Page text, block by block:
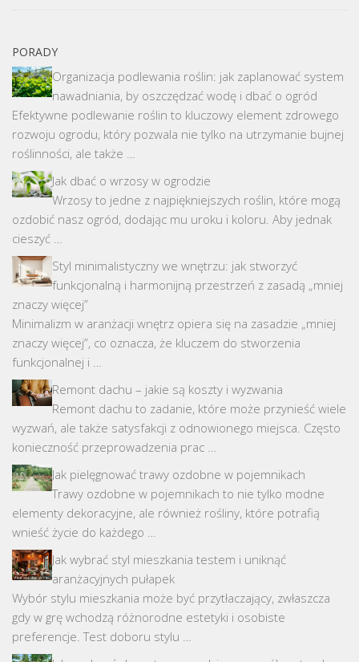
PORADY
Organizacja podlewania roślin: jak zaplanować system
nawadniania, by oszczędzać wodę i dbać o ogród
Efektywne podlewanie roślin to kluczowy element zdrowego
rozwoju ogrodu, który pozwala nie tylko na utrzymanie bujnej
roślinności, ale także …
Jak dbać o wrzosy w ogrodzie
Wrzosy to jedne z najpiękniejszych roślin, które mogą
ozdobić nasz ogród, dodając mu uroku i koloru. Aby jednak
cieszyć …
Styl minimalistyczny we wnętrzu: jak stworzyć
funkcjonalną i harmonijną przestrzeń z zasadą „mniej
znaczy więcej”
Minimalizm w aranżacji wnętrz opiera się na zasadzie „mniej
znaczy więcej”, co oznacza, że kluczem do stworzenia
funkcjonalnej i …
Remont dachu – jakie są koszty i wyzwania
Remont dachu to zadanie, które może przynieść wiele
wyzwań, ale także satysfakcji z odnowionego miejsca. Często
konieczność przeprowadzenia prac …
Jak pielęgnować trawy ozdobne w pojemnikach
Trawy ozdobne w pojemnikach to nie tylko modne
elementy dekoracyjne, ale również rośliny, które potrafią
wnieść życie do każdego …
Jak wybrać styl mieszkania testem i uniknąć
aranżacyjnych pułapek
Wybór stylu mieszkania może być przytłaczający, zwłaszcza
gdy w grę wchodzą różnorodne estetyki i osobiste
preferencje. Test doboru stylu …